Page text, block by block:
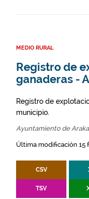
MEDIO RURAL
Registro de
ganaderas -
Registro de
municipio.
Ayuntamiento de
Última modificación 15
CSV
TSV